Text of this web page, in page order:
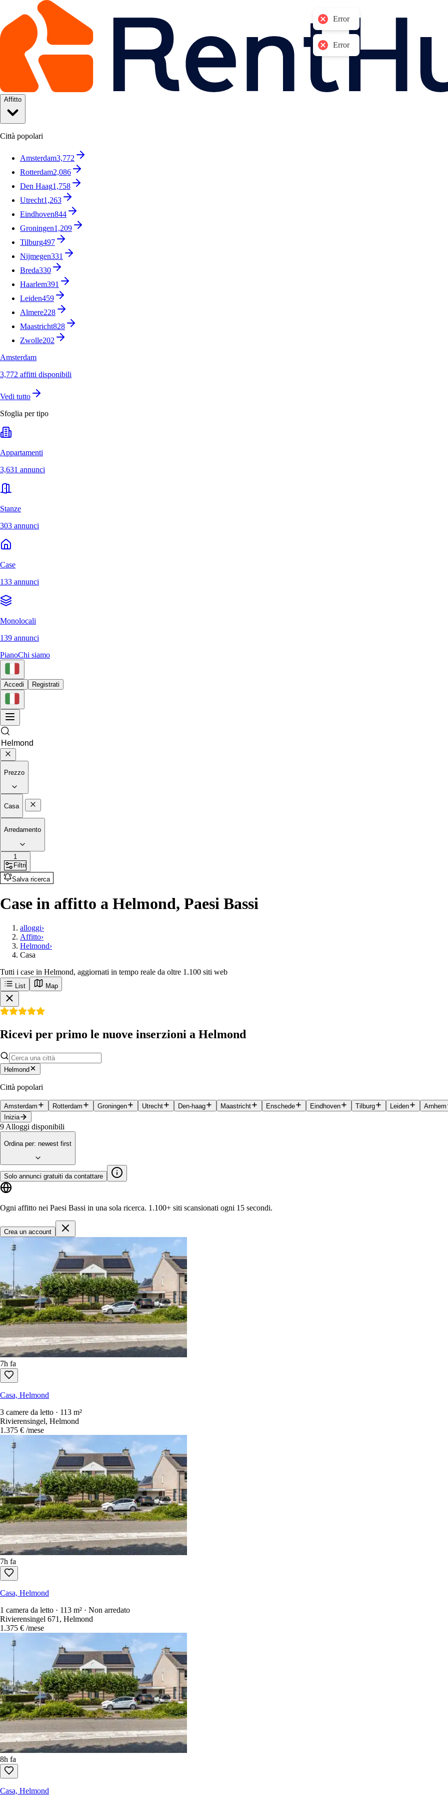
Affitto
Città popolari
Amsterdam3,772
Rotterdam2,086
Den Haag1,758
Utrecht1,263
Eindhoven844
Groningen1,209
Tilburg497
Nijmegen331
Breda330
Haarlem391
Leiden459
Almere228
Maastricht828
Zwolle202
Amsterdam
3,772 affitti disponibili
Vedi tutto
Sfoglia per tipo
Appartamenti
3,631 annunci
Stanze
303 annunci
Case
133 annunci
Monolocali
139 annunci
PianoChi siamo
Accedi Registrati
Prezzo
Casa
Arredamento
1
Filtri
Salva ricerca
Case in affitto a Helmond, Paesi Bassi
alloggi›
Affitto›
Helmond›
Casa
Tutti i case in Helmond, aggiornati in tempo reale da oltre 1.100 siti web
List Map
Ricevi per primo le nuove inserzioni a Helmond
Helmond
Città popolari
Amsterdam Rotterdam Groningen Utrecht Den-haag Maastricht Enschede Eindhoven Tilburg Leiden Arnhem
Inizia
9 Alloggi disponibili
Ordina per: newest first
Solo annunci gratuiti da contattare
Ogni affitto nei Paesi Bassi in una sola ricerca. 1.100+ siti scansionati ogni 15 secondi.
Crea un account
7h fa
Casa, Helmond
3 camere da letto · 113 m²
Rivierensingel, Helmond
1.375 € /mese
7h fa
Casa, Helmond
1 camera da letto · 113 m² · Non arredato
Rivierensingel 671, Helmond
1.375 € /mese
8h fa
Casa, Helmond
Error
Error